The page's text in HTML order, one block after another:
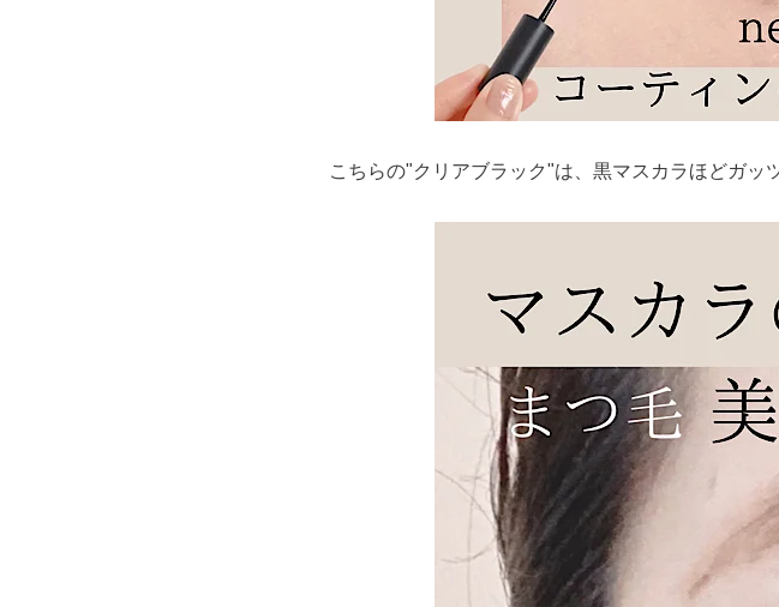
こちらの"クリアブラック"は、 黒マスカラほどガッ